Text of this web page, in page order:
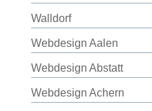
Walldorf
Webdesign Aalen
Webdesign Abstatt
Webdesign Achern